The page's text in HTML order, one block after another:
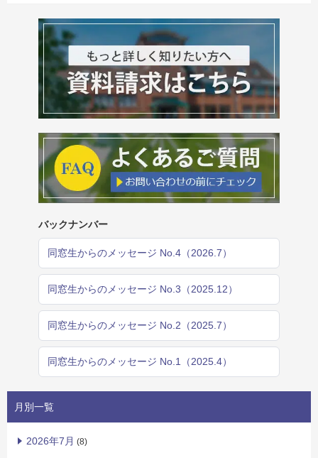
バックナンバー
同窓生からのメッセージ No.4（2026.7）
同窓生からのメッセージ No.3（2025.12）
同窓生からのメッセージ No.2（2025.7）
同窓生からのメッセージ No.1（2025.4）
月別一覧
2026年7月 (8)